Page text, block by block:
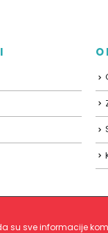
O
su sve informacije